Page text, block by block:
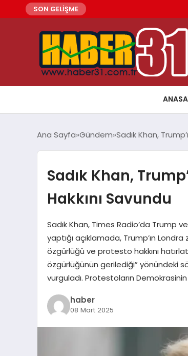
SON GELİŞME
Ana Sayfa Gündem Sadık Khan,
Sadık Khan,
Hakkını Savundu
Sadık Khan, Times Radio’da Trump
yaptığı açıklamada, Trump’ın
özgürlüğü ve protesto hakkını
özgürlüğünün gerilediği” yönündeki
vurguladı. Protestoların
haber
08 Mart 2025